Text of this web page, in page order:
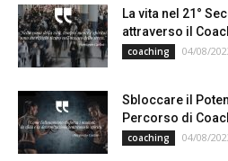
La vita nel 21°
attraverso il
coaching 04/08/
Sbloccare il
Percorso di
coaching 04/08/